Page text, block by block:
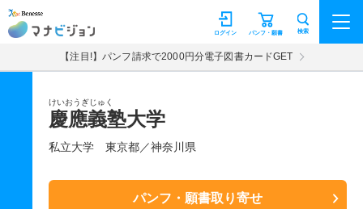
マナビジョン パンフ・願書
ログイン 検索
【注目!】パンフ請求で2000円分電子図書カードGET
けいおうぎじゅく
慶應義塾大学
私立大学 東京都／神奈川県
パンフ・願書取り寄せ